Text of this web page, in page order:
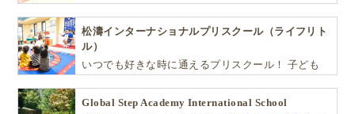
を育む少人数制のプリスクールです。
松濤インターナショナルプリスクール（ライフリト
ル）
いつでも好きな時に通えるプリスクール！ 子ども
Global Step Academy International School